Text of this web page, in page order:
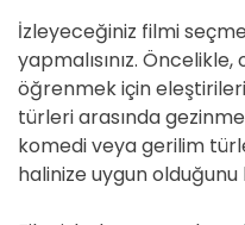
İzleyeceğiniz filmi
yapmalısınız.
öğrenmek için
türleri arasında
komedi veya gerilim
halinize uygun olduğunu